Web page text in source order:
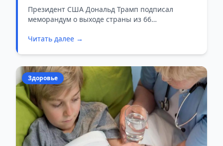
международных организаций
Президент США Дональд Трамп подписал
меморандум о выходе страны из 66
мнению Белого дома, «больше не отвечают
Читать далее →
Здоровье